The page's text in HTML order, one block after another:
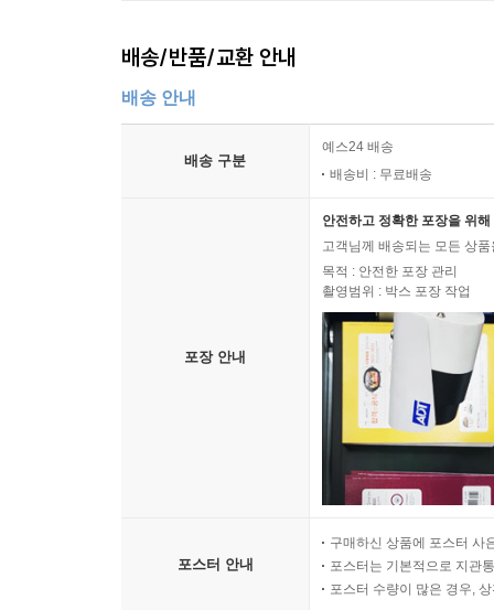
배송/반품/교환 안내
배송 안내
배송 구분
예스24 배송
배송비 : 무료배송
포장 안내
안전하고 정확한 포장을 위
고객님께 배송되는 모든 상
목적 : 안전한 포장 관리
촬영범위 : 박스 포장 작업
포스터 안내
구매하신 상품에 포스터 사
포스터는 기본적으로 지관
포스터 수량이 많은 경우,